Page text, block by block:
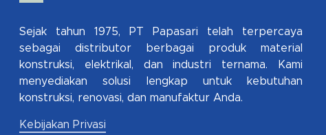
Sejak tahun 1975, PT Papasari telah terpercaya
sebagai distributor berbagai produk material
konstruksi, elektrikal, dan industri ternama. Kami
menyediakan solusi lengkap untuk kebutuhan
konstruksi, renovasi, dan manufaktur Anda.
Kebijakan Privasi